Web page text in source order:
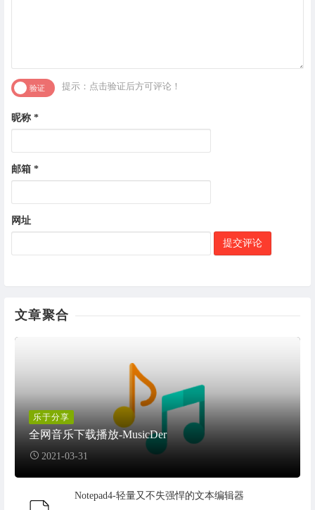
提示：点击验证后方可评论！
昵称 *
邮箱 *
网址
文章聚合
乐于分享
全网音乐下载播放-MusicDer
2021-03-31
Notepad4-轻量又不失强悍的文本编辑器